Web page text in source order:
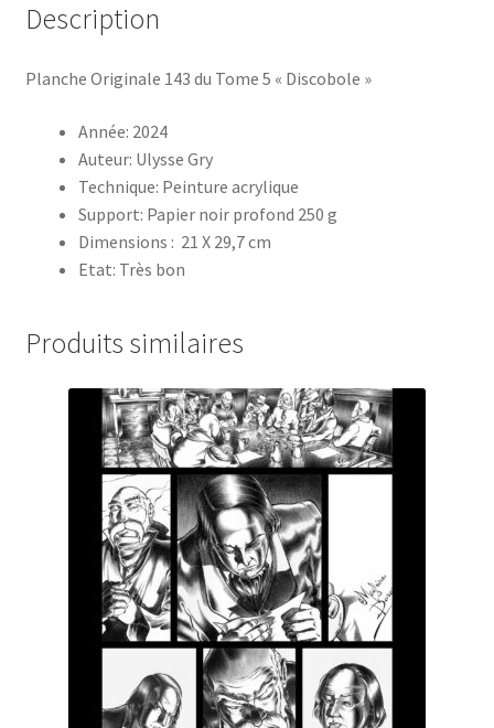
Description
Planche Originale 143 du Tome 5 « Discobole »
Année: 2024
Auteur: Ulysse Gry
Technique: Peinture acrylique
Support: Papier noir profond 250 g
Dimensions : 21 X 29,7 cm
Etat: Très bon
Produits similaires